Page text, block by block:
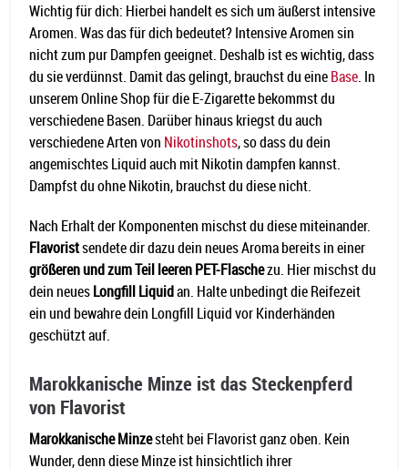
Wichtig für dich: Hierbei handelt es sich um äußerst intensive
Aromen. Was das für dich bedeutet? Intensive Aromen sin
nicht zum pur Dampfen geeignet. Deshalb ist es wichtig, dass
du sie verdünnst. Damit das gelingt, brauchst du eineBase. In
unserem Online Shop für die E-Zigarette bekommst du
verschiedene Basen. Darüber hinaus kriegst du auch
verschiedene Arten von Nikotinshots, so dass du dein
angemischtes Liquid auch mit Nikotin dampfen kannst.
Dampfst du ohne Nikotin, brauchst du diese nicht.
Nach Erhalt der Komponenten mischst du diese miteinander.
Flavoristsendete dir dazu dein neues Aroma bereits in einer
größeren und zum Teil leeren PET-Flaschezu. Hier mischst du
dein neuesLongfill Liquidan. Halte unbedingt die Reifezeit
ein und bewahre dein Longfill Liquid vor Kinderhänden
geschützt auf.
Marokkanische Minze ist das Steckenpferd
von Flavorist
Marokkanische Minzesteht bei Flavorist ganz oben. Kein
Wunder, denn diese Minze ist hinsichtlich ihrer